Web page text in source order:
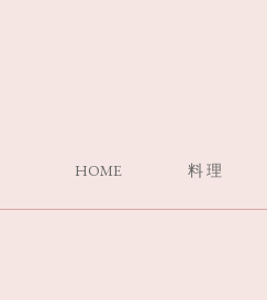
HOME 料 理